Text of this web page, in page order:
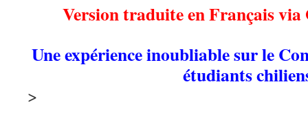
Version traduite en Français via
Une expérience inoubliable sur le
étudiants
>